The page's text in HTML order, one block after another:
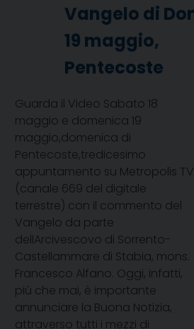
Vangelo di
19 maggio,
Pentecoste
Guarda il Video Sabato 18
maggio e domenica 19
maggio,domenica di
Pentecoste,tredicesimo
appuntamento su Metropolis TV
(canale 669 del digitale
terrestre) con il commento del
Vangelo da parte
dellArcivescovo di Sorrento-
Castellammare di Stabia, mons.
Francesco Alfano. Oggi, infatti,
più che mai, è importante
annunciare la Buona Notizia,
attraverso tutti i mezzi di